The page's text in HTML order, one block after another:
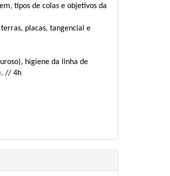
tipos de colas e objetivos da
placas, tangencial e
higiene da linha de
// 4h